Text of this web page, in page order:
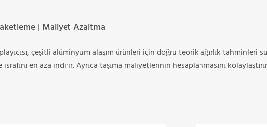
| Maliyet Azaltma
çeşitli alüminyum alaşım ürünleri için doğru teorik ağırlık
en aza indirir. Ayrıca taşıma maliyetlerinin hesaplanmasını